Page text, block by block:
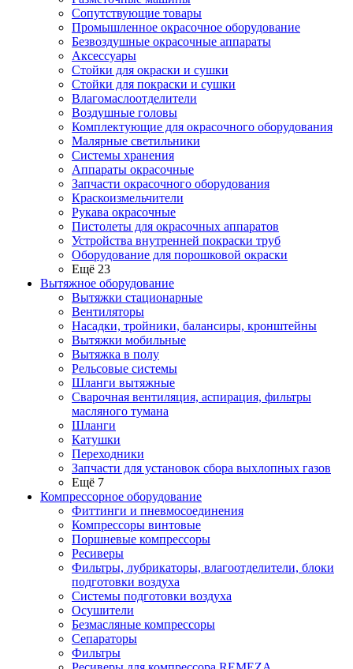
Сопутствующие товары
Промышленное окрасочное оборудование
Безвоздушные окрасочные аппараты
Аксессуары
Стойки для окраски и сушки
Стойки для покраски и сушки
Влагомаслоотделители
Воздушные головы
Комплектующие для окрасочного оборудования
Малярные светильники
Системы хранения
Аппараты окрасочные
Запчасти окрасочного оборудования
Краскоизмельчители
Рукава окрасочные
Пистолеты для окрасочных аппаратов
Устройства внутренней покраски труб
Оборудование для порошковой окраски
Ещё 23
Вытяжное оборудование
Вытяжки стационарные
Вентиляторы
Насадки, тройники, балансиры, кронштейны
Вытяжки мобильные
Вытяжка в полу
Рельсовые системы
Шланги вытяжные
Сварочная вентиляция, аспирация, фильтры
масляного тумана
Шланги
Катушки
Переходники
Запчасти для установок сбора выхлопных газов
Ещё 7
Компрессорное оборудование
Фиттинги и пневмосоединения
Компрессоры винтовые
Поршневые компрессоры
Ресиверы
Фильтры, лубрикаторы, влагоотделители, блоки
подготовки воздуха
Системы подготовки воздуха
Осушители
Безмасляные компрессоры
Сепараторы
Фильтры